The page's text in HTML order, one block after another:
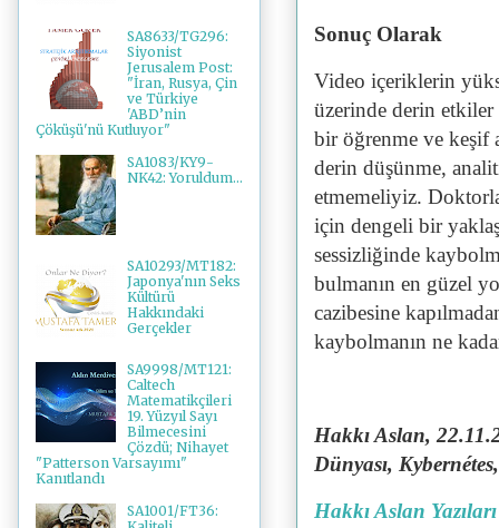
Sonuç Olarak
Video içeriklerin
üzerinde derin
bir öğrenme ve keşif
derin düşünme,
etmemeliyiz.
için dengeli bir
sessizliğinde
bulmanın en güzel
cazibesine
kaybolmanın ne
Hakkı Aslan,
Dünyası,
Hakkı Aslan Yazıları
SA8633/TG296:
Siyonist
Jerusalem Post:
"İran, Rusya, Çin
ve Türkiye
'ABD’nin
Çöküşü'nü Kutluyor"
SA1083/KY9-
NK42: Yoruldum...
SA10293/MT182:
Japonya'nın Seks
Kültürü
Hakkındaki
Gerçekler
SA9998/MT121:
Caltech
Matematikçileri
19. Yüzyıl Sayı
Bilmecesini
Çözdü; Nihayet
"Patterson Varsayımı"
Kanıtlandı
SA1001/FT36: